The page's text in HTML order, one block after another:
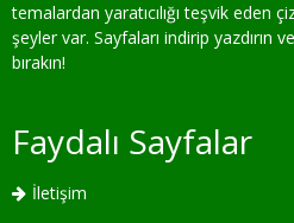
temalardan yaratıcılığı teşvik eden
şeyler var. Sayfaları indirip yazdırın
bırakın!
Faydalı Sayfalar
İletişim